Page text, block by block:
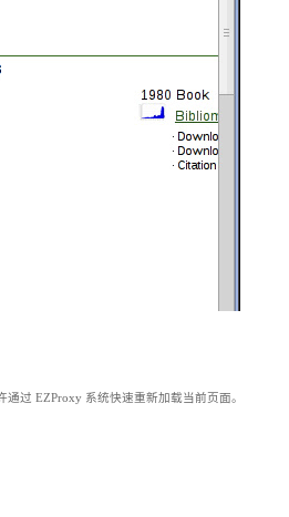
过 EZProxy 系统快速重新加载当前页面。